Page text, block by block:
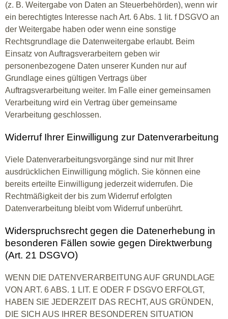
(z. B. Weitergabe von Daten an Steuerbehörden), wenn wir
ein berechtigtes Interesse nach Art. 6 Abs. 1 lit. f DSGVO an
der Weitergabe haben oder wenn eine sonstige
Rechtsgrundlage die Datenweitergabe erlaubt. Beim
Einsatz von Auftragsverarbeitern geben wir
personenbezogene Daten unserer Kunden nur auf
Grundlage eines gültigen Vertrags über
Auftragsverarbeitung weiter. Im Falle einer gemeinsamen
Verarbeitung wird ein Vertrag über gemeinsame
Verarbeitung geschlossen.
Widerruf Ihrer Einwilligung zur Datenverarbeitung
Viele Datenverarbeitungsvorgänge sind nur mit Ihrer
ausdrücklichen Einwilligung möglich. Sie können eine
bereits erteilte Einwilligung jederzeit widerrufen. Die
Rechtmäßigkeit der bis zum Widerruf erfolgten
Datenverarbeitung bleibt vom Widerruf unberührt.
Widerspruchsrecht gegen die Datenerhebung in
besonderen Fällen sowie gegen Direktwerbung
(Art. 21 DSGVO)
WENN DIE DATENVERARBEITUNG AUF GRUNDLAGE
VON ART. 6 ABS. 1 LIT. E ODER F DSGVO ERFOLGT,
HABEN SIE JEDERZEIT DAS RECHT, AUS GRÜNDEN,
DIE SICH AUS IHRER BESONDEREN SITUATION